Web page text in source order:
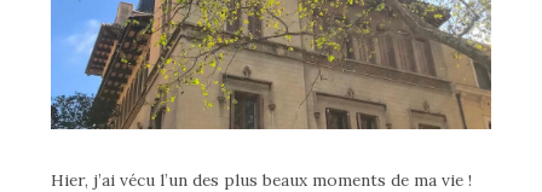
Hier, j’ai vécu l’un des plus beaux moments de ma vie !